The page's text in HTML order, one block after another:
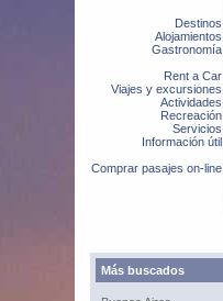
Destinos
Alojamientos
Gastronomía
Rent a Car
Viajes y excursiones
Actividades
Recreación
Servicios
Información útil
Comprar pasajes on-line
Más buscados